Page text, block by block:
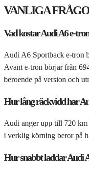
VANLIGA
Vad kostar Audi A6 e-
Audi A6 Sportback e-tron
Avant e-tron börjar från
beroende på version och
Hur lång räckvidd har
Audi anger upp till 720
i verklig körning beror på
Hur snabbt laddar Audi